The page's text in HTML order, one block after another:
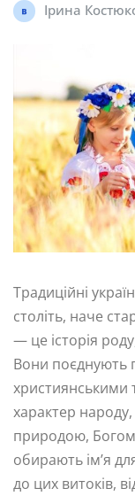
Ірина
Традиційні
століть, наче
— це історія
Вони поєднують
християнськими
характер
природою, Богом
обирають ім’я
до цих витоків,